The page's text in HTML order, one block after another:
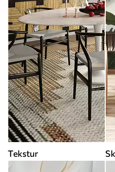
Tekstur